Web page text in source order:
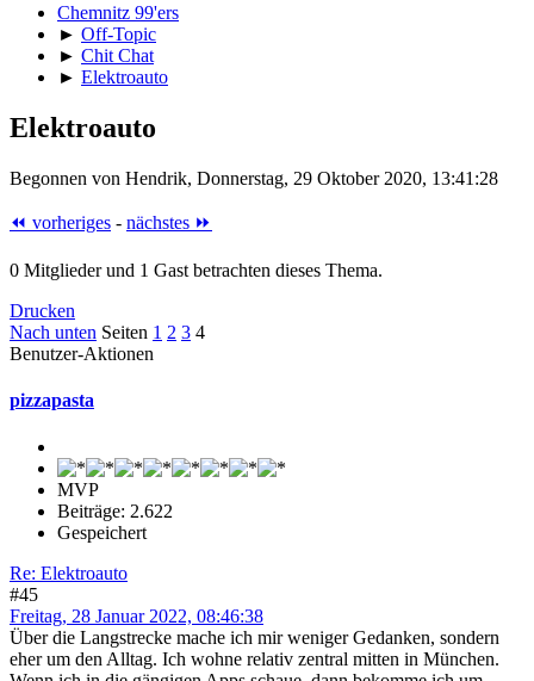
Chemnitz 99'ers
► Off-Topic
► Chit Chat
► Elektroauto
Elektroauto
Begonnen von Hendrik, Donnerstag, 29 Oktober 2020, 13:41:28
⏪ vorheriges - nächstes ⏩
0 Mitglieder und 1 Gast betrachten dieses Thema.
Drucken
Nach unten Seiten 1 2 3 4
Benutzer-Aktionen
pizzapasta
MVP
Beiträge: 2.622
Gespeichert
Re: Elektroauto
#45
Freitag, 28 Januar 2022, 08:46:38
Über die Langstrecke mache ich mir weniger Gedanken, sondern
eher um den Alltag. Ich wohne relativ zentral mitten in München.